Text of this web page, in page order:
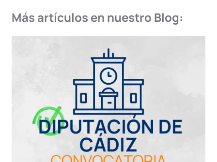
Más artículos en nuestro Blog: